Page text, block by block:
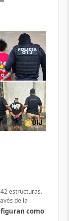
estructuras.
de la
figuran como